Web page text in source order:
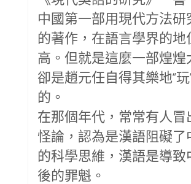
中國第一部用現代方法研
的著作，在語言學界的地
高。但就是這麼一部煌煌
卻是趙元任自得其樂地“玩
的。
在那個年代，常常有人冒
怪論，認為是漢語阻礙了
的科學思維，漢語是導致
後的罪魁。